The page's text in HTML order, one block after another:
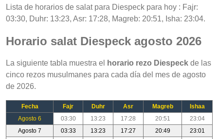
Lista de horarios de salat para Diespeck para hoy : Fajr:
03:30, Duhr: 13:23, Asr: 17:28, Magreb: 20:51, Isha: 23:04.
Horario salat Diespeck agosto 2026
La siguiente tabla muestra el horario rezo Diespeck de las
cinco rezos musulmanes para cada día del mes de agosto
de 2026.
Fecha Fajr Duhr Asr Magreb
Ishaa
Agosto 6
03:30 13:23 17:28 20:51
23:04
Agosto 7
03:33 13:23 17:27 20:49
23:01